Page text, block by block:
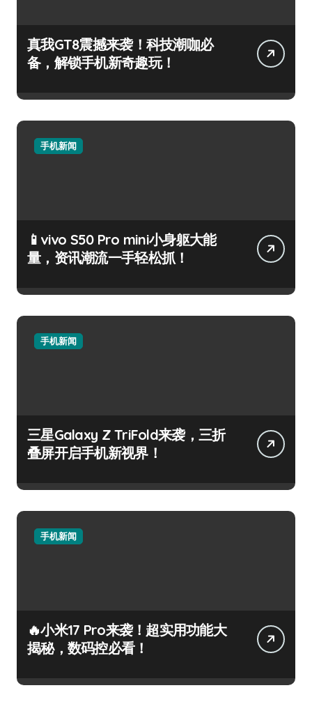
真我GT8震撼来袭！科技潮咖必
备，解锁手机新奇趣玩！
手机新闻
📱vivo S50 Pro mini小身躯大能
量，资讯潮流一手轻松抓！
手机新闻
三星Galaxy Z TriFold来袭，三折
叠屏开启手机新视界！
手机新闻
🔥小米17 Pro来袭！超实用功能大
揭秘，数码控必看！